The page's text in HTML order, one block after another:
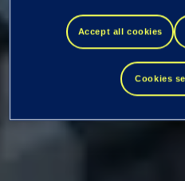
Accept all cookies
Cookies